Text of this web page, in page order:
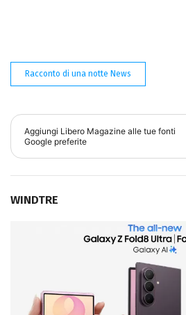
Racconto di una notte News
Aggiungi Libero Magazine alle tue fonti
Google preferite
WINDTRE